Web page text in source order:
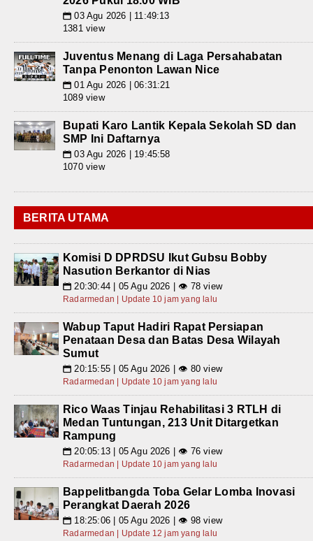
📅 03 Agu 2026 | 11:49:13
1381 view
Juventus Menang di Laga Persahabatan
Tanpa Penonton Lawan Nice
📅 01 Agu 2026 | 06:31:21
1089 view
Bupati Karo Lantik Kepala Sekolah SD dan
SMP Ini Daftarnya
📅 03 Agu 2026 | 19:45:58
1070 view
BERITA UTAMA
Komisi D DPRDSU Ikut Gubsu Bobby
Nasution Berkantor di Nias
📅 20:30:44 | 05 Agu 2026 | 👁 78 view
Radarmedan | Update 10 jam yang lalu
Wabup Taput Hadiri Rapat Persiapan
Penataan Desa dan Batas Desa Wilayah
Sumut
📅 20:15:55 | 05 Agu 2026 | 👁 80 view
Radarmedan | Update 10 jam yang lalu
Rico Waas Tinjau Rehabilitasi 3 RTLH di
Medan Tuntungan, 213 Unit Ditargetkan
Rampung
📅 20:05:13 | 05 Agu 2026 | 👁 76 view
Radarmedan | Update 10 jam yang lalu
Bappelitbangda Toba Gelar Lomba Inovasi
Perangkat Daerah 2026
📅 18:25:06 | 05 Agu 2026 | 👁 98 view
Radarmedan | Update 12 jam yang lalu